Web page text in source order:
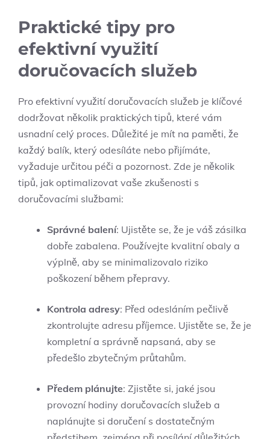
Praktické tipy pro
efektivní využití
doručovacích služeb
Pro efektivní využití doručovacích služeb je⁣ klíčové
dodržovat několik praktických tipů, které vám
usnadní celý proces. Důležité je mít na paměti, že
každý balík, který odesíláte nebo přijímáte,
vyžaduje určitou péči a pozornost. Zde ​je několik⁢
tipů, jak optimalizovat vaše zkušenosti⁢ s
doručovacími službami:
Správné balení:⁢ Ujistěte se, že je váš zásilka
dobře zabalena. Používejte ‌kvalitní obaly ⁢a
výplně, aby⁤ se minimalizovalo riziko
poškození během přepravy.
Kontrola adresy: Před odesláním pečlivě
zkontrolujte adresu⁢ příjemce. Ujistěte se, že je
kompletní a správně napsaná,‌ aby​ se
předešlo zbytečným průtahům.
Předem plánujte: Zjistěte si, jaké jsou
provozní hodiny doručovacích služeb a
naplánujte si doručení ​s dostatečným